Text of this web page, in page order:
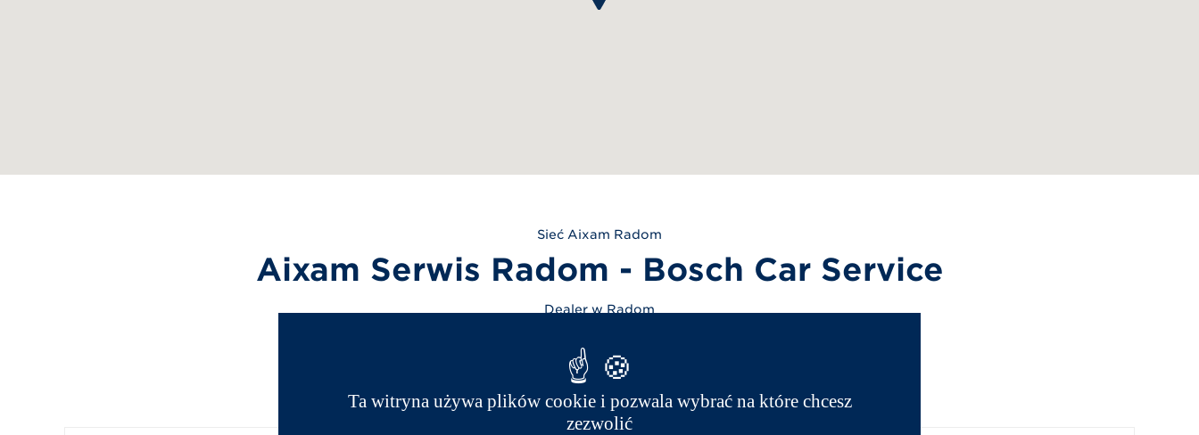
Sieć Aixam Radom
Aixam Serwis Radom - Bosch Car Service
Dealer w Radom
48 331 73 44
Ta witryna używa plików cookie i pozwala wybrać na które chcesz
zezwolić